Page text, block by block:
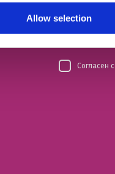
Allow selection
Согласен с